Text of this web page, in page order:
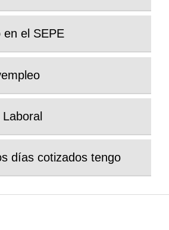
en el SEPE
días cotizados tengo